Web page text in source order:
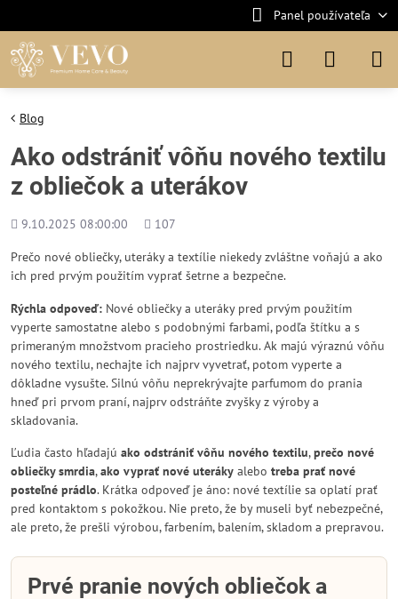
Panel používateľa
Blog
Ako odstrániť vôňu nového textilu
z obliečok a uterákov
Pridané
9.10.2025 08:00:00
Počet
107
Prečo nové obliečky, uteráky a textílie niekedy zvláštne voňajú a ako
ich pred prvým použitím vyprať šetrne a bezpečne.
Rýchla odpoveď: Nové obliečky a uteráky pred prvým použitím
vyperte samostatne alebo s podobnými farbami, podľa štítku a s
primeraným množstvom pracieho prostriedku. Ak majú výraznú vôňu
nového textilu, nechajte ich najprv vyvetrať, potom vyperte a
dôkladne vysušte. Silnú vôňu neprekrývajte parfumom do prania
hneď pri prvom praní, najprv odstráňte zvyšky z výroby a
skladovania.
Ľudia často hľadajú ako odstrániť vôňu nového textilu,prečo nové
obliečky smrdia,ako vyprať nové uteráky alebo treba prať nové
posteľné prádlo. Krátka odpoveď je áno: nové textílie sa oplatí prať
pred kontaktom s pokožkou. Nie preto, že by museli byť nebezpečné,
ale preto, že prešli výrobou, farbením, balením, skladom a prepravou.
Prvé pranie nových obliečok a